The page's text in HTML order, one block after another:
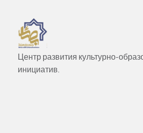
Центр развития
инициатив.